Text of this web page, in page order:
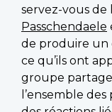
servez-vous de
Passchendaele
de produire un
ce qu’ils ont
groupe
l’ensemble